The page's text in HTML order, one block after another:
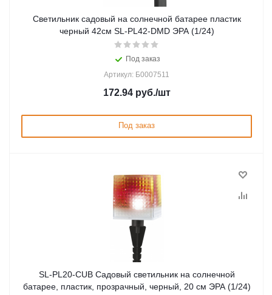
Светильник садовый на солнечной батарее пластик
черный 42см SL-PL42-DMD ЭРА (1/24)
Под заказ
Артикул: Б0007511
172.94руб./шт
Под заказ
SL-PL20-СUB Садовый светильник на солнечной
батарее, пластик, прозрачный, черный, 20 см ЭРА (1/24)